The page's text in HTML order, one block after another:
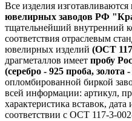
Все изделия
ювелирных заводов РФ
тщательнейший внутренний
соответствия отраслевым
ювелирных изделий (ОСТ
драгметаллов имеет пробу
(серебро - 925 проба, золота
опломбированной биркой
всей информации: артикул,
характеристика вставок,
соответствии с ОСТ 117-3-